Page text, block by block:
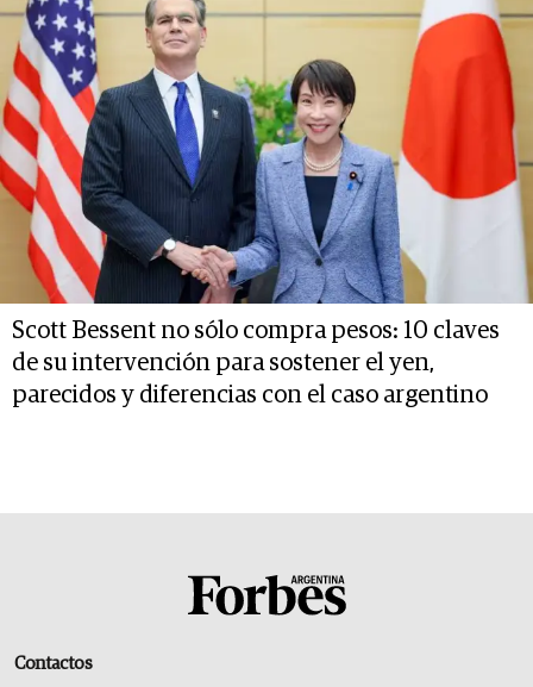
Scott Bessent no sólo compra pesos: 10 claves
de su intervención para sostener el yen,
parecidos y diferencias con el caso argentino
Contactos